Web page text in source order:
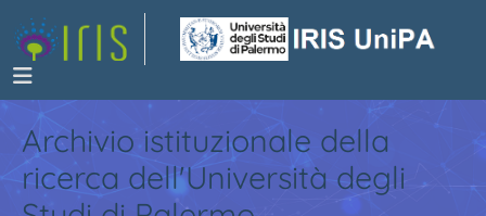
Archivio istituzionale della
ricerca dell'Università degli